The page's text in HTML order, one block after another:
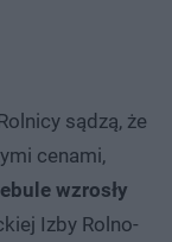
sądzą, że
cenami,
wzrosły
Izby Rolno-